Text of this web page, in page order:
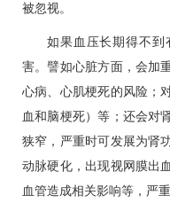
被忽视。
如果血压长期得不到
害。譬如心脏方面，会加
心病 、心肌梗死的风险；
血和脑梗死）等；还会对
狭窄，严重时可发展为肾
动脉硬化，出现视网膜出
血管造成相关影响等，严